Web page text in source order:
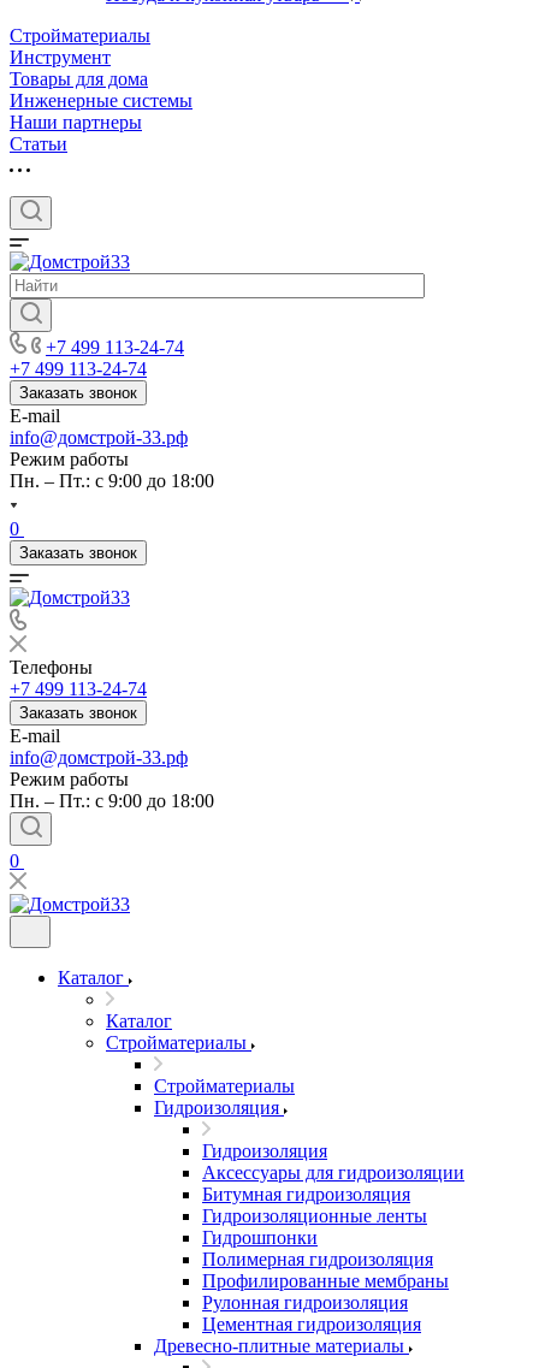
Стройматериалы
Инструмент
Товары для дома
Инженерные системы
Наши партнеры
Статьи
+7 499 113-24-74
+7 499 113-24-74
Заказать звонок
E-mail
info@домстрой-33.рф
Режим работы
Пн. – Пт.: с 9:00 до 18:00
0
Заказать звонок
Телефоны
+7 499 113-24-74
Заказать звонок
E-mail
info@домстрой-33.рф
Режим работы
Пн. – Пт.: с 9:00 до 18:00
0
Каталог
Каталог
Стройматериалы
Стройматериалы
Гидроизоляция
Гидроизоляция
Аксессуары для гидроизоляции
Битумная гидроизоляция
Гидроизоляционные ленты
Гидрошпонки
Полимерная гидроизоляция
Профилированные мембраны
Рулонная гидроизоляция
Цементная гидроизоляция
Древесно-плитные материалы